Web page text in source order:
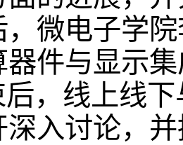
微电子学
件与显示
，线上线
入讨论，